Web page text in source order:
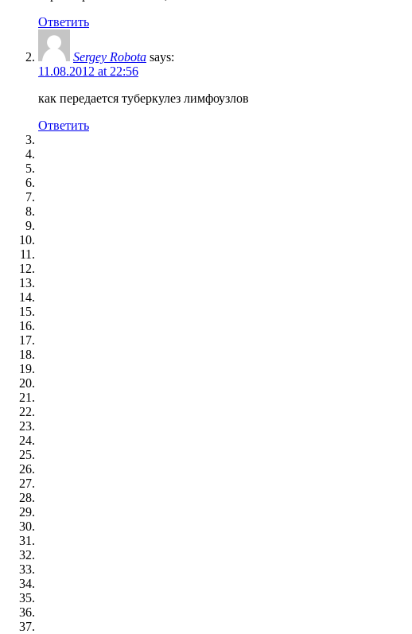
Ответить
Sergey Robota says:
11.08.2012 at 22:56
как передается туберкулез лимфоузлов
Ответить